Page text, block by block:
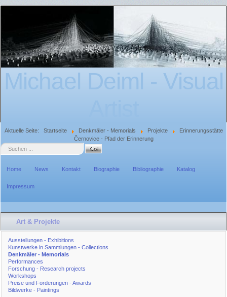
Michael Deiml - Visual
Aktuelle Seite: Startseite Denkmäler - Memorials Projekte
Erinnerungsstätte
Černovice - Pfad der Erinnerung
Suche
Home News Kontakt Biographie Bibliographie Katalog
Impressum
Art & Projekte
Ausstellungen - Exhibitions
Kunstwerke in Sammlungen - Collections
Denkmäler - Memorials
Performances
Forschung - Research projects
Workshops
Preise und Förderungen - Awards
Bildwerke - Paintings